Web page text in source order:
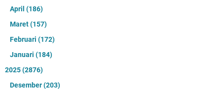
April (186)
Maret(157)
Februari (172)
Januari (184)
2025(2876)
Desember(203)